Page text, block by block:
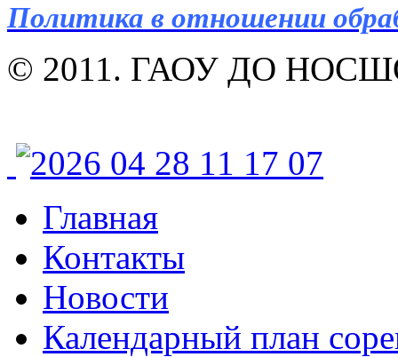
Политика в отношении
© 2011. ГАОУ ДО
Главная
Контакты
Новости
Календарный план